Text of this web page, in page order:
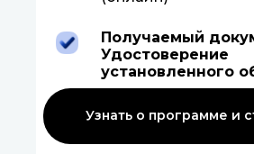
Получаемый
Удостоверение
(онлайн)
Получаемый
Удостоверение
установленного
Узнать о программе и
(онлайн)
Получаемый
Удостоверение
установленного
Узнать о программе и
Получаемый
Удостоверение
установленного
Узнать о программе и